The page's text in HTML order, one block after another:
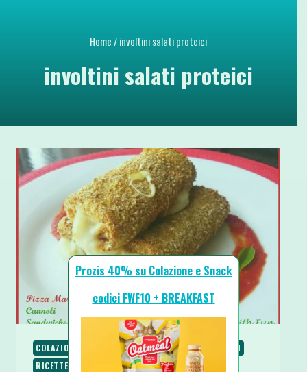
Home/involtini salati proteici
involtini salati proteici
COLAZIONE PIATTI UNICI PIATTI VELOCI
PRIMI
RICETTE
RICETTE PROTEICHE
RICETTE SALATE
Prozis 40% su Colazione e Snack
codici FWF10 + BREAKFAST